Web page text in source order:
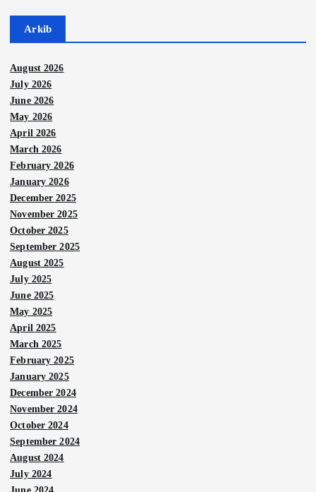
Arkib
August 2026
July 2026
June 2026
May 2026
April 2026
March 2026
February 2026
January 2026
December 2025
November 2025
October 2025
September 2025
August 2025
July 2025
June 2025
May 2025
April 2025
March 2025
February 2025
January 2025
December 2024
November 2024
October 2024
September 2024
August 2024
July 2024
June 2024